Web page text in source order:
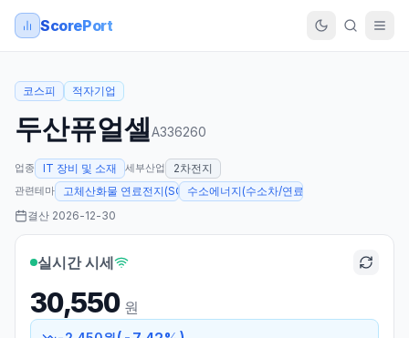
ScorePort
코스피 적자기업
두산퓨얼셀A336260
업종 IT 장비 및 소재 세부산업 2차전지
관련테마 고체산화물 연료전지(SOFC)수소에너지(수소차/연료전지 등)
결산 2026-12-30
실시간 시세
30,550 원